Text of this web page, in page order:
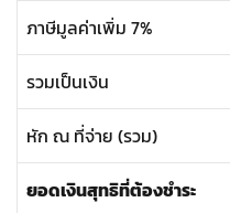
ภาษีมูลค่าเพิ่ม 7%
รวมเป็นเงิน
หัก ณ ที่จ่าย (รวม)
ยอดเงินสุทธิที่ต้องชำระ